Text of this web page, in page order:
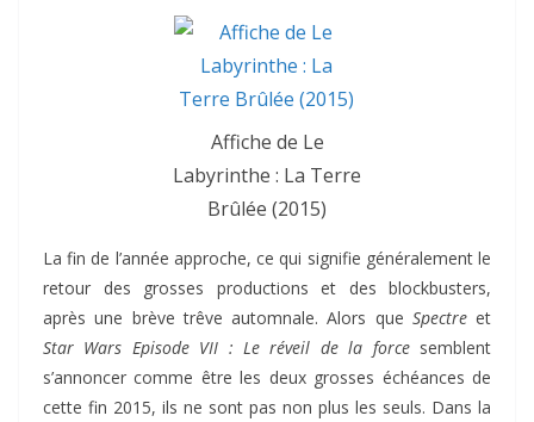
Affiche de Le
Labyrinthe : La Terre
Brûlée (2015)
La fin de l’année approche, ce qui signifie généralement le
retour des grosses productions et des blockbusters,
après une brève trêve automnale. Alors que Spectreet
Star Wars Episode VII : Le réveil de la forcesemblent
s’annoncer comme être les deux grosses échéances de
cette fin 2015, ils ne sont pas non plus les seuls. Dans la